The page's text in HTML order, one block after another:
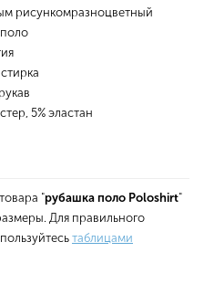
рисункомразноцветный
5% эластан
"рубашка поло Poloshirt"
Для правильного
таблицами